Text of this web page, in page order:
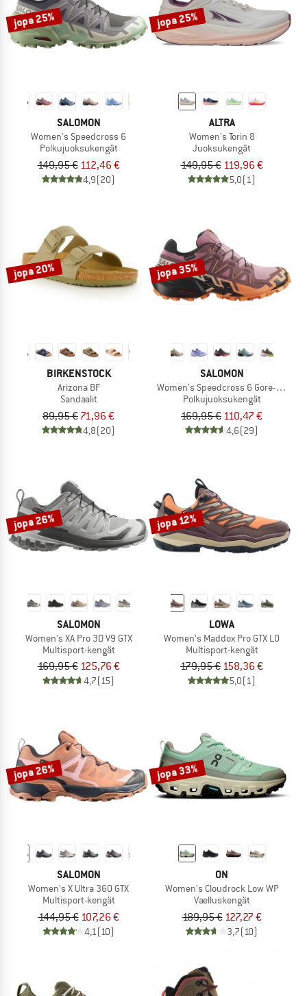
jopa 25%
SALOMON
Women's Speedcross 6
Polkujuoksukengät
149,95 € 112,46 €
4,9(20)
jopa 25%
ALTRA
Women's Torin 8
Juoksukengät
149,95 € 119,96 €
5,0(1)
jopa 20%
BIRKENSTOCK
Arizona BF
Sandaalit
89,95 € 71,96 €
4,8(20)
jopa 35%
SALOMON
Women's Speedcross 6 Gore-Tex
Polkujuoksukengät
169,95 € 110,47 €
4,6(29)
jopa 26%
SALOMON
Women's XA Pro 3D V9 GTX
Multisport-kengät
169,95 € 125,76 €
4,7(15)
jopa 12%
LOWA
Women's Maddox Pro GTX LO
Multisport-kengät
179,95 € 158,36 €
5,0(1)
jopa 26%
SALOMON
Women's X Ultra 360 GTX
Multisport-kengät
144,95 € 107,26 €
4,1(10)
jopa 33%
ON
Women's Cloudrock Low WP
Vaelluskengät
189,95 € 127,27 €
3,7(10)